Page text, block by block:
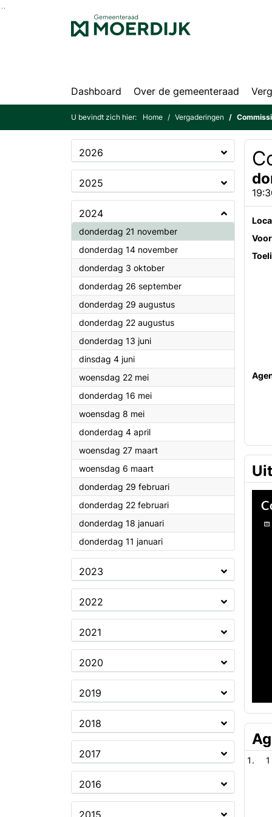
Ga naar de inhoud van deze pagina
Dashboard Over de gemeenteraad
U bevindt zich hier: Home Vergaderingen
2026
2025
2024
donderdag 21 november2024
donderdag 14 november2024
donderdag 3 oktober2024
donderdag 26 september2024
donderdag 29 augustus2024
donderdag 22 augustus2024
donderdag 13 juni2024
dinsdag 4 juni2024
woensdag 22 mei2024
donderdag 16 mei2024
woensdag 8 mei2024
donderdag 4 april2024
woensdag 27 maart2024
woensdag 6 maart2024
donderdag 29 februari2024
donderdag 22 februari2024
donderdag 18 januari2024
donderdag 11 januari2024
2023
2022
2021
2020
2019
2018
2017
2016
2015
1